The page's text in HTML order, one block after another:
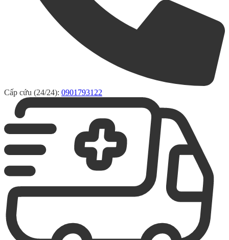
Cấp cứu (24/24): 0901793122